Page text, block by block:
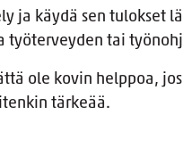
ja käydä sen tulokset
työterveyden tai
ole kovin helppoa,
tärkeää.